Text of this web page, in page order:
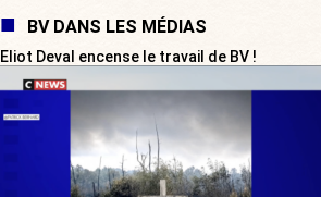
BV DANS LES MÉDIAS
Eliot Deval encense le travail de BV !